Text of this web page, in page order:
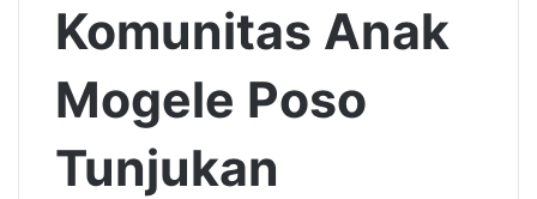
Komunitas Anak
Mogele Poso
Tunjukan